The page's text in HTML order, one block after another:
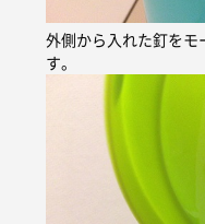
外側から入れた釘をモ
す。